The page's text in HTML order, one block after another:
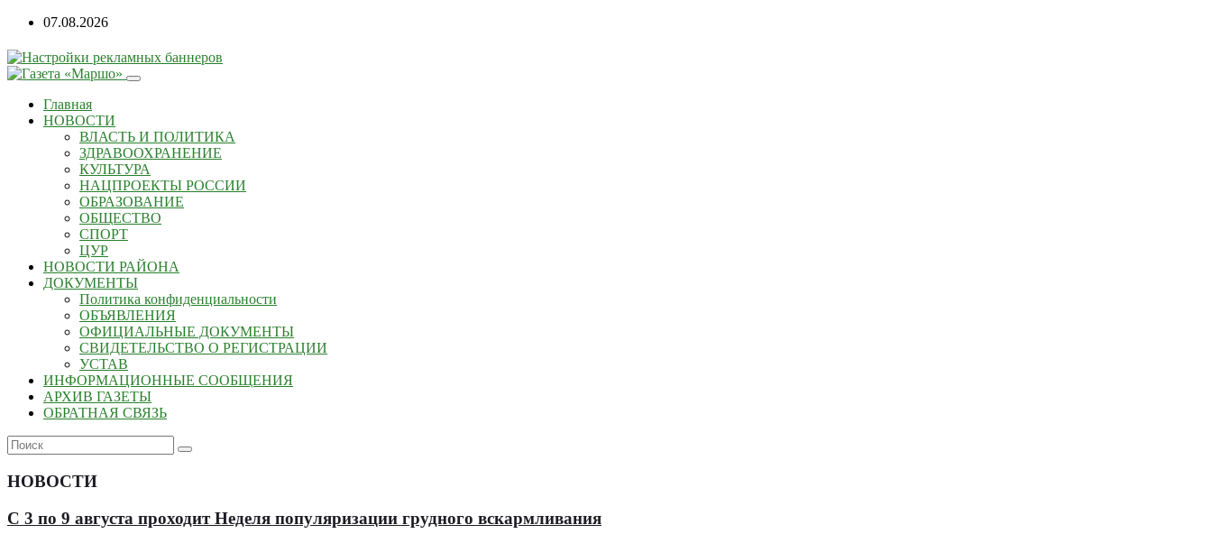
Перейти
содержанию
07.08.2026
Главная
НОВОСТИ
ВЛАСТЬ И ПОЛИТИКА
ЗДРАВООХРАНЕНИЕ
КУЛЬТУРА
НАЦПРОЕКТЫ РОССИИ
ОБРАЗОВАНИЕ
ОБЩЕСТВО
СПОРТ
ЦУР
НОВОСТИ РАЙОНА
ДОКУМЕНТЫ
Политика конфиденциальности
ОБЪЯВЛЕНИЯ
ОФИЦИАЛЬНЫЕ ДОКУМЕНТЫ
СВИДЕТЕЛЬСТВО О РЕГИСТРАЦИИ
УСТАВ
ИНФОРМАЦИОННЫЕ СООБЩЕНИЯ
АРХИВ ГАЗЕТЫ
ОБРАТНАЯ СВЯЗЬ
НОВОСТИ
С 3 по 9 августа проходит Неделя популяризации грудного вскармливания